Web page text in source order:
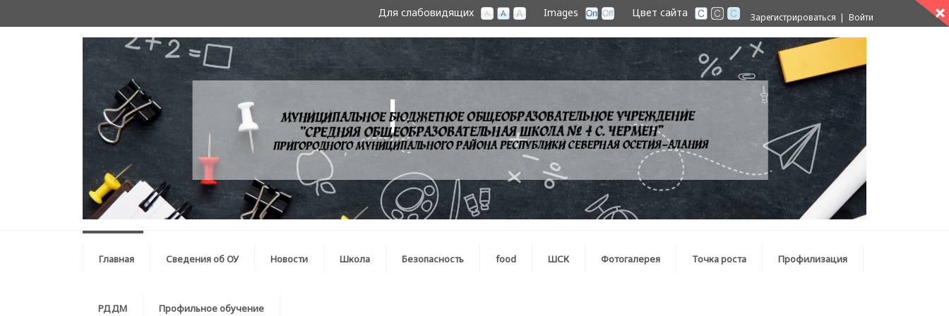
Зарегистрироваться Войти
Цвет сайта
Images
Для слабовидящих
Главная Сведения об ОУ Новости Школа Безопасность food ШСК Фотогалерея Точка роста Профилизация
РДДМ Профильное обучение